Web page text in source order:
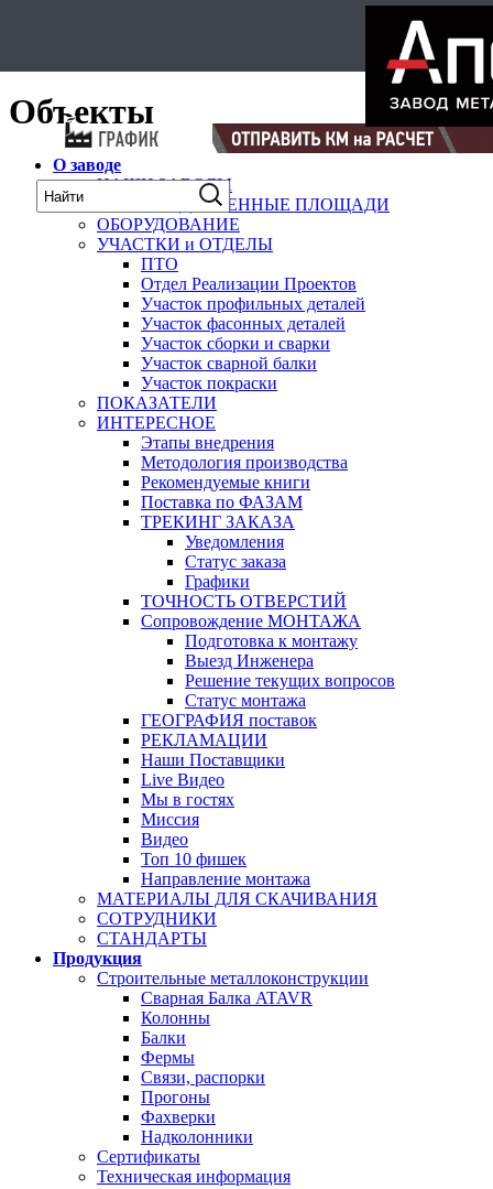
Объекты
О заводе
НАШИ ЗАВОДЫ
ПРОИЗВОДСТВЕННЫЕ ПЛОЩАДИ
ОБОРУДОВАНИЕ
УЧАСТКИ и ОТДЕЛЫ
ПТО
Отдел Реализации Проектов
Участок профильных деталей
Участок фасонных деталей
Участок сборки и сварки
Участок сварной балки
Участок покраски
ПОКАЗАТЕЛИ
ИНТЕРЕСНОЕ
Этапы внедрения
Методология производства
Рекомендуемые книги
Поставка по ФАЗАМ
ТРЕКИНГ ЗАКАЗА
Уведомления
Статус заказа
Графики
ТОЧНОСТЬ ОТВЕРСТИЙ
Сопровождение МОНТАЖА
Подготовка к монтажу
Выезд Инженера
Решение текущих вопросов
Статус монтажа
ГЕОГРАФИЯ поставок
РЕКЛАМАЦИИ
Наши Поставщики
Live Видео
Мы в гостях
Миссия
Видео
Топ 10 фишек
Направление монтажа
МАТЕРИАЛЫ ДЛЯ СКАЧИВАНИЯ
СОТРУДНИКИ
СТАНДАРТЫ
Продукция
Строительные металлоконструкции
Сварная Балка ATAVR
Колонны
Балки
Фермы
Связи, распорки
Прогоны
Фахверки
Надколонники
Сертификаты
Техническая информация